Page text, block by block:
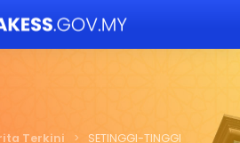
Terkini
SETINGGI-TINGGI